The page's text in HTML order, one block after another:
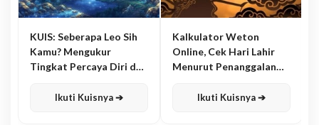
KUIS: Seberapa Leo Sih
Kamu? Mengukur
Tingkat Percaya Diri dan
Ikuti Kuisnya ➔
Kalkulator Weton
Online, Cek Hari Lahir
Menurut Penanggalan
Ikuti Kuisnya ➔